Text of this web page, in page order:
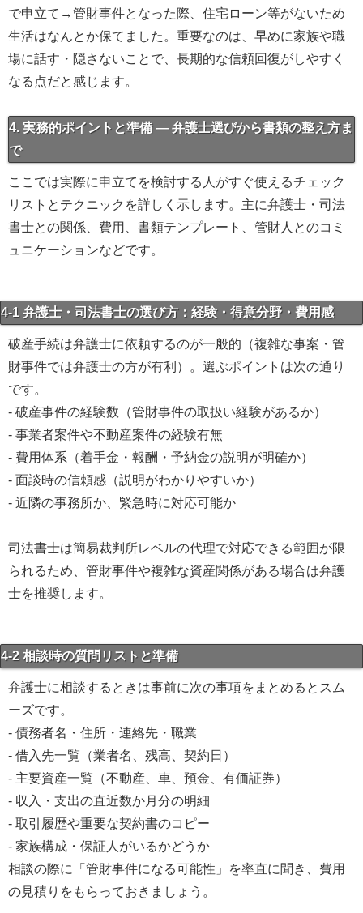
で申立て→管財事件となった際、住宅ローン等がないため
生活はなんとか保てました。重要なのは、早めに家族や職
場に話す・隠さないことで、長期的な信頼回復がしやすく
なる点だと感じます。
4. 実務的ポイントと準備 — 弁護士選びから書類の整え方ま
で
ここでは実際に申立てを検討する人がすぐ使えるチェック
リストとテクニックを詳しく示します。主に弁護士・司法
書士との関係、費用、書類テンプレート、管財人とのコミ
ュニケーションなどです。
4-1 弁護士・司法書士の選び方：経験・得意分野・費用感
破産手続は弁護士に依頼するのが一般的（複雑な事案・管
財事件では弁護士の方が有利）。選ぶポイントは次の通り
です。
- 破産事件の経験数（管財事件の取扱い経験があるか）
- 事業者案件や不動産案件の経験有無
- 費用体系（着手金・報酬・予納金の説明が明確か）
- 面談時の信頼感（説明がわかりやすいか）
- 近隣の事務所か、緊急時に対応可能か
司法書士は簡易裁判所レベルの代理で対応できる範囲が限
られるため、管財事件や複雑な資産関係がある場合は弁護
士を推奨します。
4-2 相談時の質問リストと準備
弁護士に相談するときは事前に次の事項をまとめるとスム
ーズです。
- 債務者名・住所・連絡先・職業
- 借入先一覧（業者名、残高、契約日）
- 主要資産一覧（不動産、車、預金、有価証券）
- 収入・支出の直近数か月分の明細
- 取引履歴や重要な契約書のコピー
- 家族構成・保証人がいるかどうか
相談の際に「管財事件になる可能性」を率直に聞き、費用
の見積りをもらっておきましょう。